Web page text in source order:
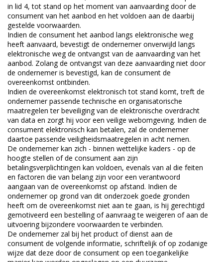
in lid 4, tot stand op het moment van aanvaarding door de
consument van het aanbod en het voldoen aan de daarbij
gestelde voorwaarden.
Indien de consument het aanbod langs elektronische weg
heeft aanvaard, bevestigt de ondernemer onverwijld langs
elektronische weg de ontvangst van de aanvaarding van het
aanbod. Zolang de ontvangst van deze aanvaarding niet door
de ondernemer is bevestigd, kan de consument de
overeenkomst ontbinden.
Indien de overeenkomst elektronisch tot stand komt, treft de
ondernemer passende technische en organisatorische
maatregelen ter beveiliging van de elektronische overdracht
van data en zorgt hij voor een veilige webomgeving. Indien de
consument elektronisch kan betalen, zal de ondernemer
daartoe passende veiligheidsmaatregelen in acht nemen.
De ondernemer kan zich - binnen wettelijke kaders - op de
hoogte stellen of de consument aan zijn
betalingsverplichtingen kan voldoen, evenals van al die feiten
en factoren die van belang zijn voor een verantwoord
aangaan van de overeenkomst op afstand. Indien de
ondernemer op grond van dit onderzoek goede gronden
heeft om de overeenkomst niet aan te gaan, is hij gerechtigd
gemotiveerd een bestelling of aanvraag te weigeren of aan de
uitvoering bijzondere voorwaarden te verbinden.
De ondernemer zal bij het product of dienst aan de
consument de volgende informatie, schriftelijk of op zodanige
wijze dat deze door de consument op een toegankelijke